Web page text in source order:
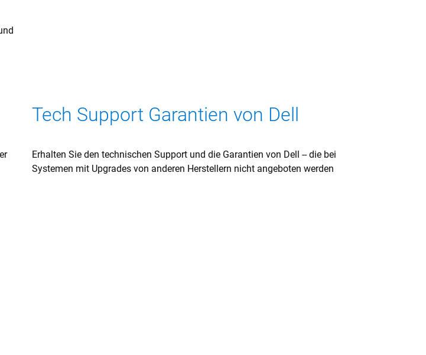
Tech Support Garantien von Dell
Erhalten Sie den technischen Support und die Garantien von Dell -- die bei
Systemen mit Upgrades von anderen Herstellern nicht angeboten werden